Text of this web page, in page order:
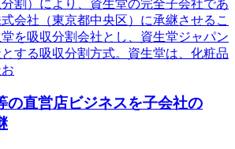
割）により、資生堂の完全子会社であ
会社（東京都中央区）に承継させるこ
を吸収分割会社とし、資生堂ジャパン
する吸収分割方式。資生堂は、化粧品
の直営店ビジネスを子会社の